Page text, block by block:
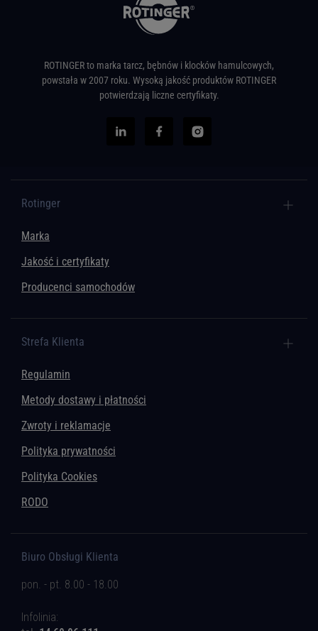
ROTINGER to marka tarcz, bębnów i klocków hamulcowych,
powstała w 2007 roku. Wysoką jakość produktów ROTINGER
potwierdzają liczne certyfikaty.
Rotinger
Marka
Jakość i certyfikaty
Producenci samochodów
Strefa Klienta
Regulamin
Metody dostawy i płatności
Zwroty i reklamacje
Polityka prywatności
Polityka Cookies
RODO
Biuro Obsługi Klienta
pon. - pt. 8.00 - 18.00
Infolinia: